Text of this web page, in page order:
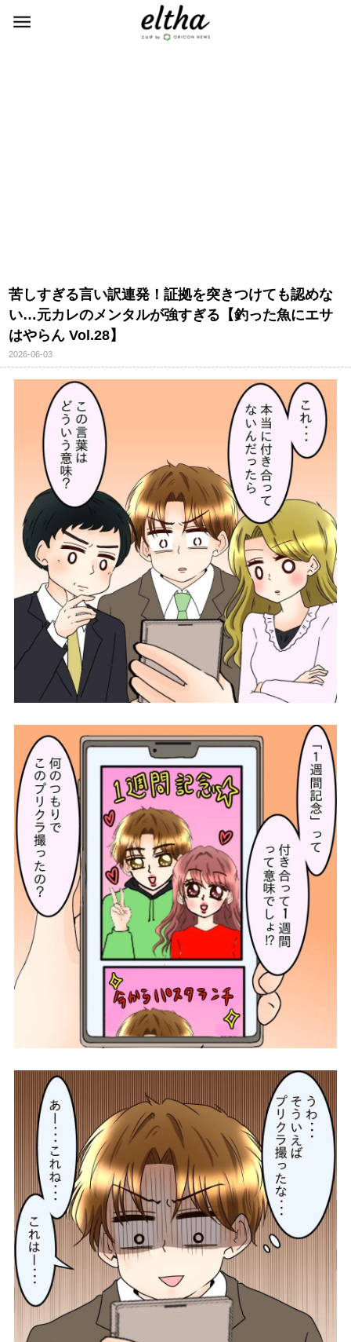
苦しすぎる言い訳連発！証拠を突きつけても認めな
い…元カレのメンタルが強すぎる【釣った魚にエサ
はやらん Vol.28】
2026-06-03